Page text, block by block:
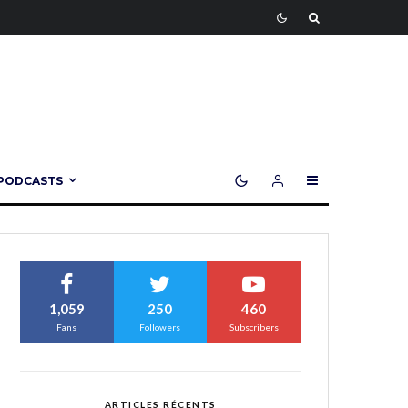
1,059
Fans
250
Followers
460
Subscribers
ARTICLES RÉCENTS